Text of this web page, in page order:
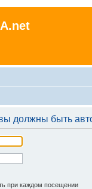
должны быть
при каждом посещении